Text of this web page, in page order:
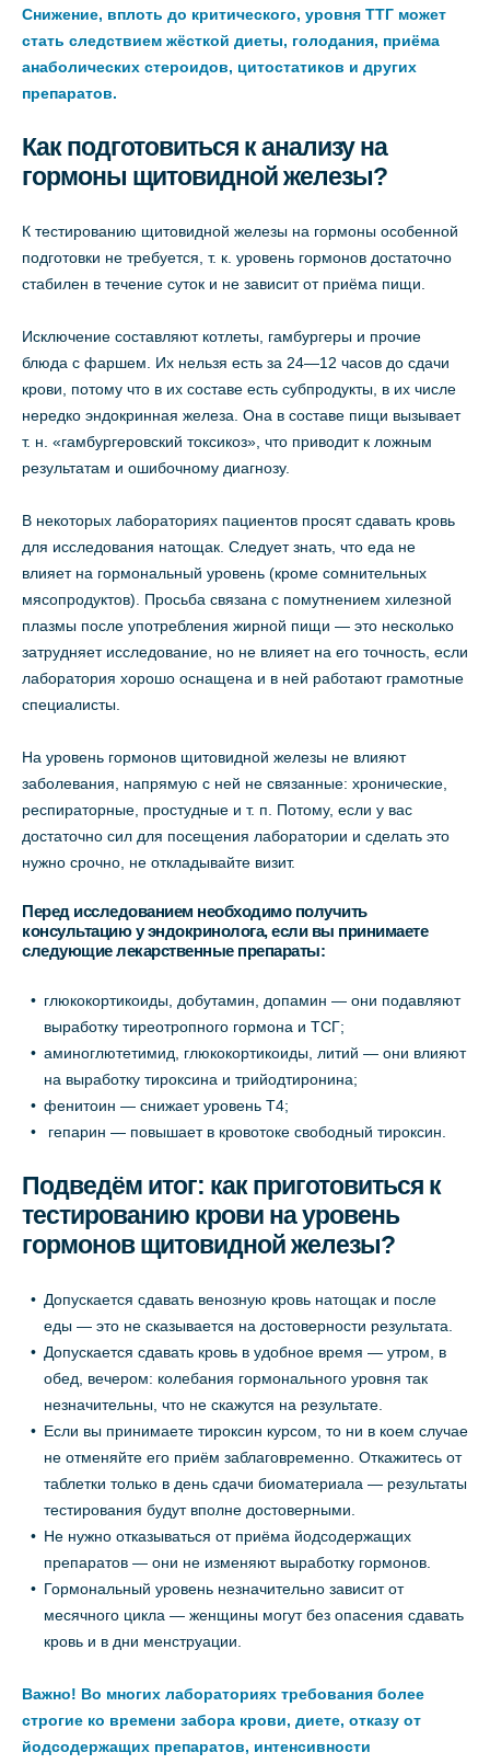
Снижение, вплоть до критического, уровня ТТГ может
стать следствием жёсткой диеты, голодания, приёма
анаболических стероидов, цитостатиков и других
препаратов.
Как подготовиться к анализу на
гормоны щитовидной железы?
К тестированию щитовидной железы на гормоны особенной
подготовки не требуется, т. к. уровень гормонов достаточно
стабилен в течение суток и не зависит от приёма пищи.
Исключение составляют котлеты, гамбургеры и прочие
блюда с фаршем. Их нельзя есть за 24—12 часов до сдачи
крови, потому что в их составе есть субпродукты, в их числе
нередко эндокринная железа. Она в составе пищи вызывает
т. н. «гамбургеровский токсикоз», что приводит к ложным
результатам и ошибочному диагнозу.
В некоторых лабораториях пациентов просят сдавать кровь
для исследования натощак. Следует знать, что еда не
влияет на гормональный уровень (кроме сомнительных
мясопродуктов). Просьба связана с помутнением хилезной
плазмы после употребления жирной пищи — это несколько
затрудняет исследование, но не влияет на его точность, если
лаборатория хорошо оснащена и в ней работают грамотные
специалисты.
На уровень гормонов щитовидной железы не влияют
заболевания, напрямую с ней не связанные: хронические,
респираторные, простудные и т. п. Потому, если у вас
достаточно сил для посещения лаборатории и сделать это
нужно срочно, не откладывайте визит.
Перед исследованием необходимо получить
консультацию у эндокринолога, если вы принимаете
следующие лекарственные препараты:
глюкокортикоиды, добутамин, допамин — они подавляют
выработку тиреотропного гормона и ТСГ;
аминоглютетимид, глюкокортикоиды, литий — они влияют
на выработку тироксина и трийодтиронина;
фенитоин — снижает уровень Т4;
гепарин — повышает в кровотоке свободный тироксин.
Подведём итог: как приготовиться к
тестированию крови на уровень
гормонов щитовидной железы?
Допускается сдавать венозную кровь натощак и после
еды — это не сказывается на достоверности результата.
Допускается сдавать кровь в удобное время — утром, в
обед, вечером: колебания гормонального уровня так
незначительны, что не скажутся на результате.
Если вы принимаете тироксин курсом, то ни в коем случае
не отменяйте его приём заблаговременно. Откажитесь от
таблетки только в день сдачи биоматериала — результаты
тестирования будут вполне достоверными.
Не нужно отказываться от приёма йодсодержащих
препаратов — они не изменяют выработку гормонов.
Гормональный уровень незначительно зависит от
месячного цикла — женщины могут без опасения сдавать
кровь и в дни менструации.
Важно! Во многих лабораториях требования более
строгие ко времени забора крови, диете, отказу от
йодсодержащих препаратов, интенсивности